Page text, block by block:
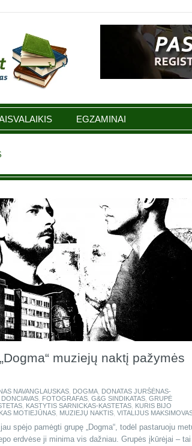
EGZAMINAI
muziejų naktį pažymės
NAVANGLAUSKAS, DOGMA, DONATAS JURŠĖNAS-
DONCIAVAS, FOTOGRAFAS, G&G SINDIKATAS, GRUPĖ
, KASTYTIS SARNICKAS-KASTETAS, KURIS BIJO
MOTIEJŪNAS, MUZIEJŲ NAKTIS, VITALIJUS
spėjo pamėgti grupę „Dogma“, todėl pastaruoju
erdvėse ji minima vis dažniau. Grupės įkūrėjai – tai